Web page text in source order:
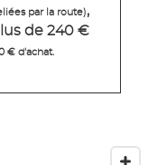
par la route),
de 240 €
€ d'achat.